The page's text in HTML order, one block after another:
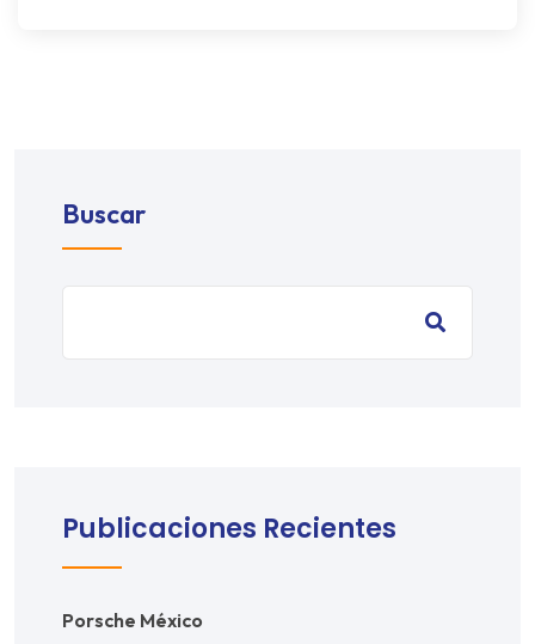
Buscar
Publicaciones Recientes
Porsche México